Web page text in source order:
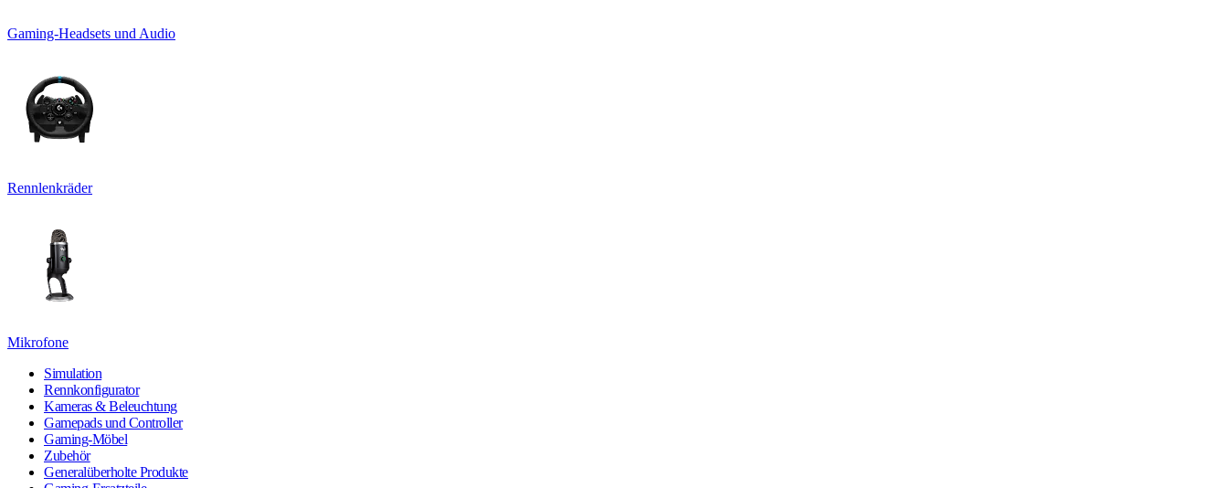
Gaming-Headsets und Audio
Rennlenkräder
Mikrofone
Simulation
Rennkonfigurator
Kameras & Beleuchtung
Gamepads und Controller
Gaming-Möbel
Zubehör
Generalüberholte Produkte